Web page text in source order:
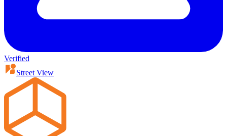
Verified
Street View